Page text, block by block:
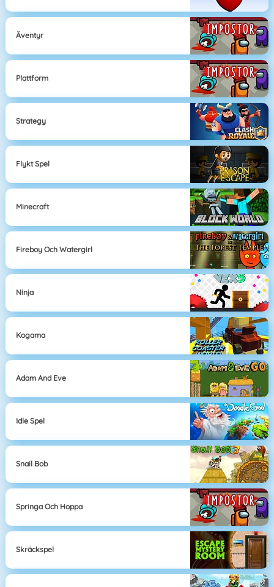
Äventyr
Plattform
Strategy
Flykt Spel
Minecraft
Fireboy Och Watergirl
Ninja
Kogama
Adam And Eve
Idle Spel
Snail Bob
Springa Och Hoppa
Skräckspel